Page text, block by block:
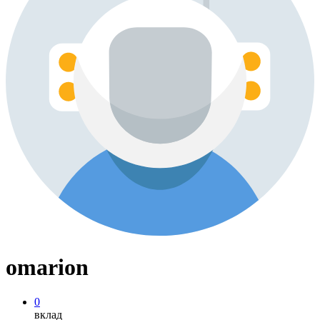
omarion
0
вклад